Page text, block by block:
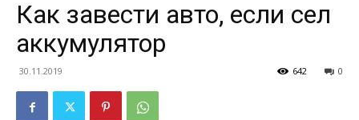
Как завести авто, если сел
аккумулятор
30.11.2019 0
642